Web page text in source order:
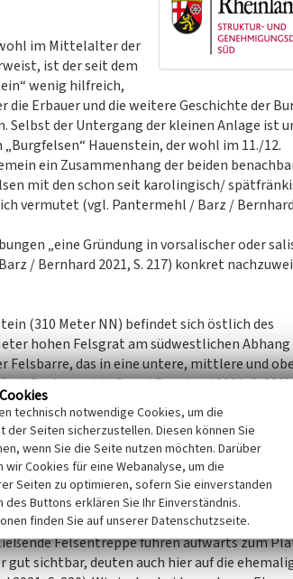
im Mittelalter der
ist der seit dem
wenig hilfreich,
Erbauer und die weitere Geschichte der
Selbst der Untergang der kleinen Anlage ist
Hauenstein, der wohl im 11./12.
ein Zusammenhang der beiden
mit den schon seit karolingisch/
vermutet (vgl. Pantermehl / Barz / Bernhard
„eine Gründung in vorsalischer oder
/ Bernhard 2021, S. 217) konkret
(310 Meter NN) befindet sich östlich des
hohen Felsgrat am südwestlichen Abhang
Felsbarre, das in eine untere, mittlere und
Pantermehl / Barz / Bernhard 2021, S.
Halsgraben sicherte die Anlage an der
über den Halsgraben ist
erreicht die untere, fast 10 Meter lange,
dem Areal Schutz.
Aufgang (mit 2022 erneuerter
Burgebene. Auch hier verweisen an der
ehemalige Pfosten-Bohlenwand.
Felsentreppe führen aufwärts zum
sichtbar, deuten auch hier auf die
technisch notwendige Cookies, um die
der Seiten sicherzustellen. Diesen können Sie
wenn Sie die Seite nutzen möchten. Darüber
wir Cookies für eine Webanalyse, um die
Seiten zu optimieren, sofern Sie einverstanden
des Buttons erklären Sie Ihr Einverständnis.
finden Sie auf unserer Datenschutzseite.